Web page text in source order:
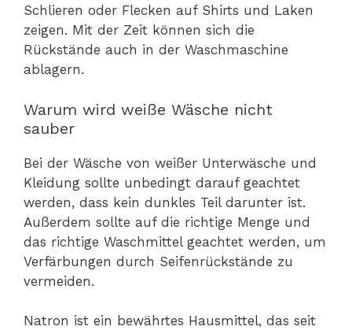
Schlieren oder Flecken auf Shirts und Laken
zeigen. Mit der Zeit können sich die
Rückstände auch in der Waschmaschine
ablagern.
Warum wird weiße Wäsche nicht
sauber
Bei der Wäsche von weißer Unterwäsche und
Kleidung sollte unbedingt darauf geachtet
werden, dass kein dunkles Teil darunter ist.
Außerdem sollte auf die richtige Menge und
das richtige Waschmittel geachtet werden, um
Verfärbungen durch Seifenrückstände zu
vermeiden.
Natron ist ein bewährtes Hausmittel, das seit